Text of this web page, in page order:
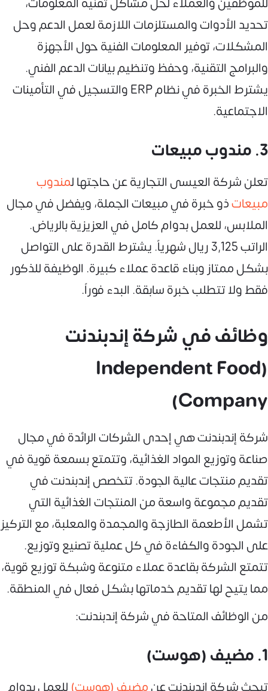
تحديد الأدوات والمستلزمات اللازمة لعمل الدعم وحل
المشكلات، توفير المعلومات الفنية حول الأجهزة
والبرامج التقنية، وحفظ وتنظيم بيانات الدعم الفني.
يشترط الخبرة في نظام ERP والتسجيل في التأمينات
الاجتماعية.
3. مندوب مبيعات
تعلن شركة العيسى التجارية عن حاجتها لمندوب
مبيعاتذو خبرة في مبيعات الجملة، ويفضل في مجال
الملابس، للعمل بدوام كامل في العزيزية بالرياض.
الراتب 3,125 ريال شهرياً. يشترط القدرة على التواصل
بشكل ممتاز وبناء قاعدة عملاء كبيرة. الوظيفة للذكور
فقط ولا تتطلب خبرة سابقة. البدء فوراً.
وظائف في شركة إندبندنت
(Independent Food
Company)
شركة إندبندنت هي إحدى الشركات الرائدة في مجال
صناعة وتوزيع المواد الغذائية، وتتمتع بسمعة قوية في
تقديم منتجات عالية الجودة. تتخصص إندبندنت في
تقديم مجموعة واسعة من المنتجات الغذائية التي
تشمل الأطعمة الطازجة والمجمدة والمعلبة، مع التركيز
على الجودة والكفاءة في كل عملية تصنيع وتوزيع.
تتمتع الشركة بقاعدة عملاء متنوعة وشبكة توزيع قوية،
مما يتيح لها تقديم خدماتها بشكل فعال في المنطقة.
من الوظائف المتاحة في شركة إندبندنت:
1. مضيف (هوست)
تبحث شركة إندبندنت عنمضيف (هوست) للعمل بدوام